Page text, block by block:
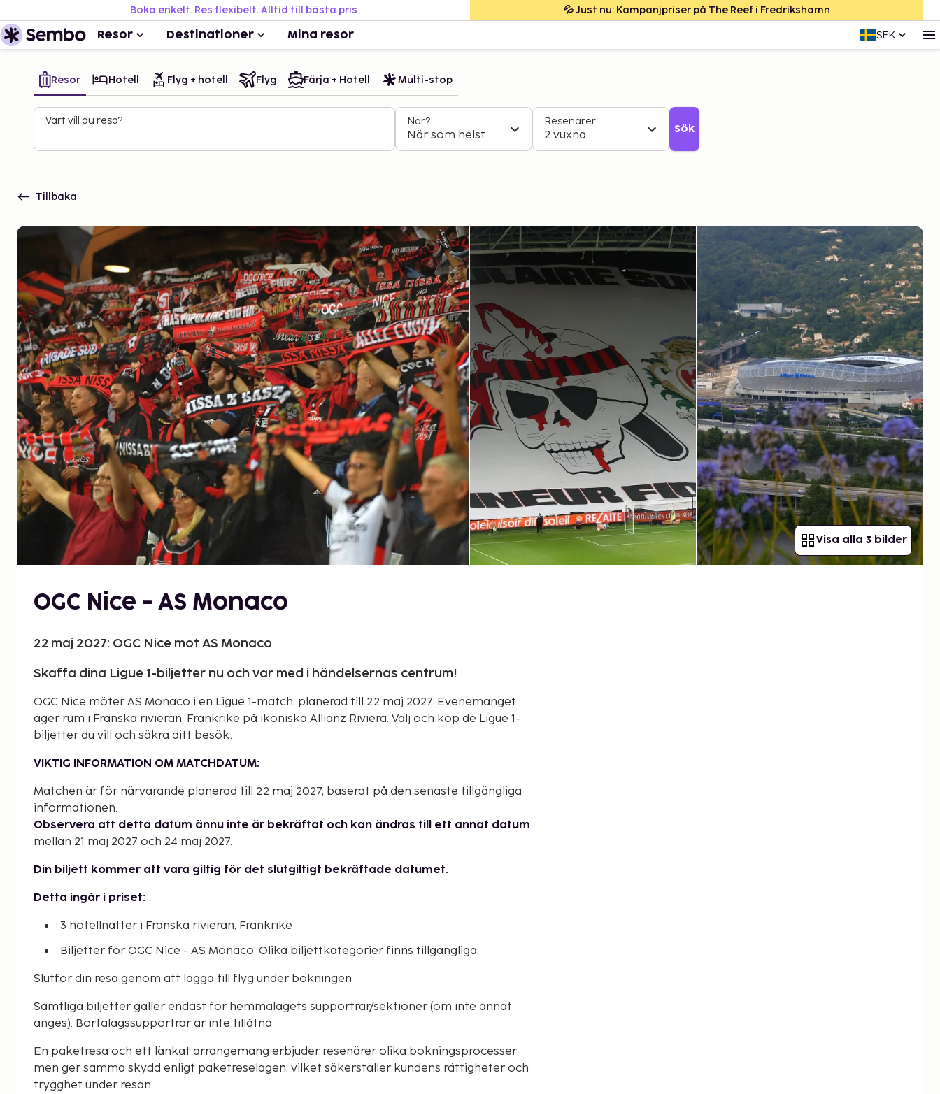
Boka enkelt. Res flexibelt. Alltid till bästa pris 💦 Just nu: Kampanjpriser på The Reef i Fredrikshamn
Resor Destinationer Mina resor SEK
Resor Hotell Flyg + hotell Flyg Färja + Hotell Multi-stop
Vart vill du resa? När?
När som helst
Resenärer
2 vuxna Sök
Tillbaka
Visa alla 3 bilder
OGC Nice - AS Monaco
22 maj 2027: OGC Nice mot AS Monaco
Skaffa dina Ligue 1-biljetter nu och var med i händelsernas centrum!
OGC Nice möter AS Monaco i en Ligue 1-match, planerad till 22 maj 2027. Evenemanget
äger rum i Franska rivieran, Frankrike på ikoniska Allianz Riviera. Välj och köp de Ligue 1-
biljetter du vill och säkra ditt besök.
VIKTIG INFORMATION OM MATCHDATUM:
Matchen är för närvarande planerad till 22 maj 2027, baserat på den senaste tillgängliga
informationen.
Observera att detta datum ännu inte är bekräftat och kan ändras till ett annat datum
mellan 21 maj 2027 och 24 maj 2027.
Din biljett kommer att vara giltig för det slutgiltigt bekräftade datumet.
Detta ingår i priset:
3 hotellnätter i Franska rivieran, Frankrike
Biljetter för OGC Nice - AS Monaco. Olika biljettkategorier finns tillgängliga.
Slutför din resa genom att lägga till flyg under bokningen
Samtliga biljetter gäller endast för hemmalagets supportrar/sektioner (om inte annat
anges). Bortalagssupportrar är inte tillåtna.
En paketresa och ett länkat arrangemang erbjuder resenärer olika bokningsprocesser
men ger samma skydd enligt paketreselagen, vilket säkerställer kundens rättigheter och
trygghet under resan.